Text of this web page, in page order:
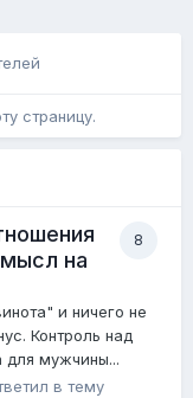
страницу.
8
на
и ничего не
Контроль над
для мужчины...
в тему